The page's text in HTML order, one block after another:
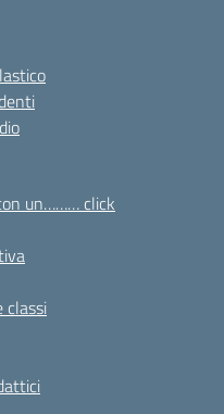
un……… click
classi